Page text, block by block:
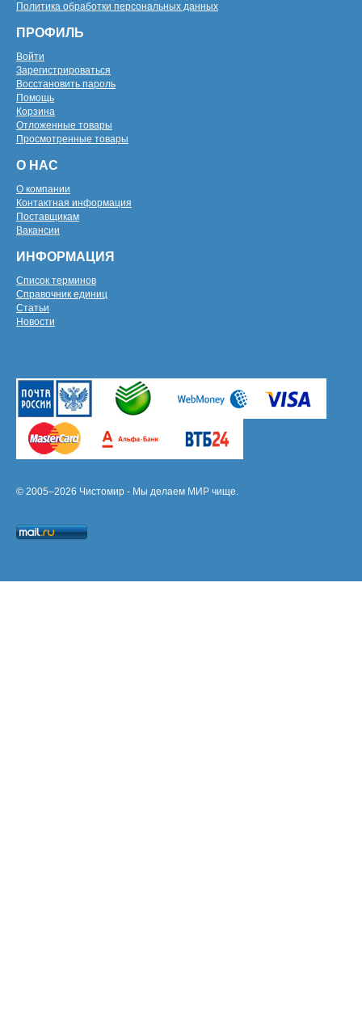
Политика обработки персональных данных
ПРОФИЛЬ
Войти
Зарегистрироваться
Восстановить пароль
Помощь
Корзина
Отложенные товары
Просмотренные товары
О НАС
О компании
Контактная информация
Поставщикам
Вакансии
ИНФОРМАЦИЯ
Список терминов
Справочник единиц
Статьи
Новости
© 2005–2026 Чистомир - Мы делаем МИР чище.